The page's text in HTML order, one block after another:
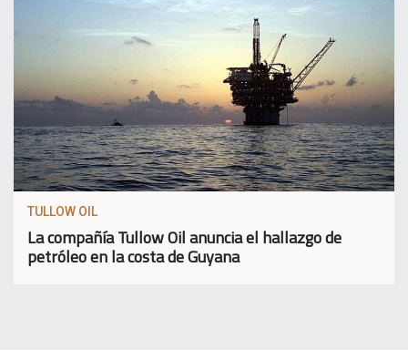
TULLOW OIL
La compañía Tullow Oil anuncia el hallazgo de
petróleo en la costa de Guyana